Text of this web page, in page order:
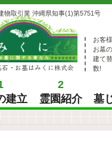
物取引業 沖縄県知事(1)第5751号
・お墓はみくに株式会
お客
お墓
建て
数!
建立
2
霊園紹介
墓